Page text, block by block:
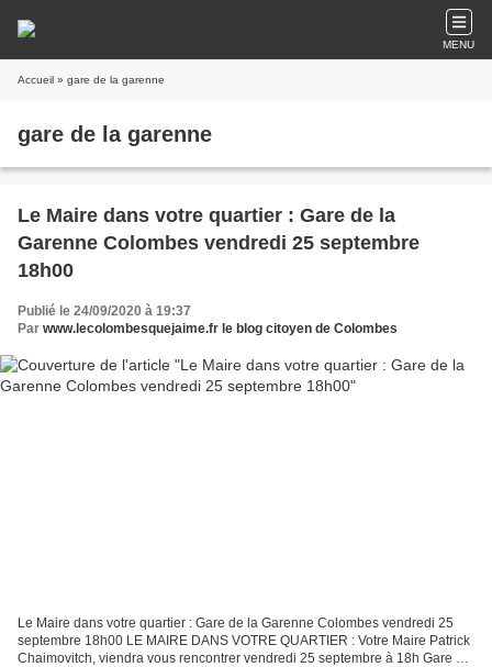
MENU
Accueil » gare de la garenne
gare de la garenne
Le Maire dans votre quartier : Gare de la
Garenne Colombes vendredi 25 septembre
18h00
Publié le 24/09/2020 à 19:37
Par www.lecolombesquejaime.fr le blog citoyen de Colombes
Le Maire dans votre quartier : Gare de la Garenne Colombes vendredi 25
septembre 18h00 LE MAIRE DANS VOTRE QUARTIER : Votre Maire Patrick
Chaimovitch, viendra vous rencontrer vendredi 25 septembre à 18h Gare de